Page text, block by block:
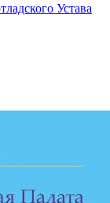
Устава